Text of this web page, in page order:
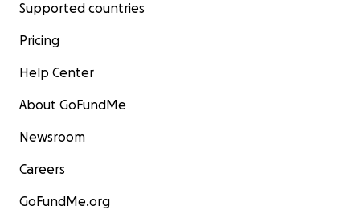
Supported countries
Pricing
Help Center
About GoFundMe
Newsroom
Careers
GoFundMe.org